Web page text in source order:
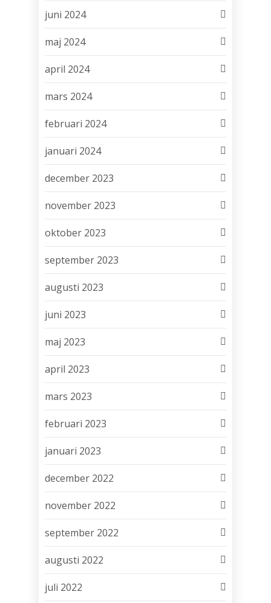
juni 2024
maj 2024
april 2024
mars 2024
februari 2024
januari 2024
december 2023
november 2023
oktober 2023
september 2023
augusti 2023
juni 2023
maj 2023
april 2023
mars 2023
februari 2023
januari 2023
december 2022
november 2022
september 2022
augusti 2022
juli 2022